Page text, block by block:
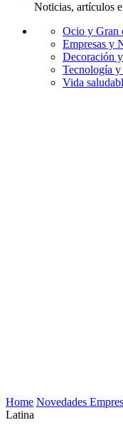
Noticias, artículos
Ocio y Gran
Empresas y
Decoración
Tecnología
Vida
Home Novedades
Latina